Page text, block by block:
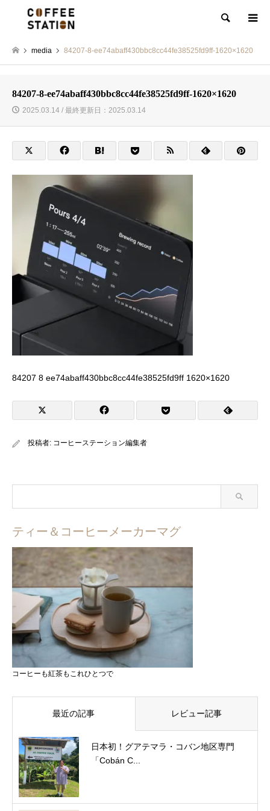
検索
media 84207-8-ee74abaff430bbc8cc44fe38525fd9ff-1620×1620
84207-8-ee74abaff430bbc8cc44fe38525fd9ff-1620×1620
2025.03.14 / 最終更新日：2025.03.14
84207 8 ee74abaff430bbc8cc44fe38525fd9ff 1620×1620
投稿者: コーヒーステーション編集者
ティー＆コーヒーメーカーマグ
コーヒーも紅茶もこれひとつで
最近の記事 レビュー記事
日本初！グアテマラ・コバン地区専門
「Cobán C...